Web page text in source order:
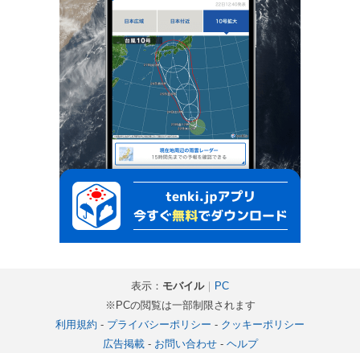
表示： モバイル｜ PC
※PCの閲覧は一部制限されます
利用規約 - プライバシーポリシー - クッキーポリシー
広告掲載- お問い合わせ- ヘルプ